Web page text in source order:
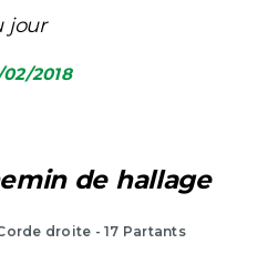
jour
2018
de hallage
droite - 17 Partants